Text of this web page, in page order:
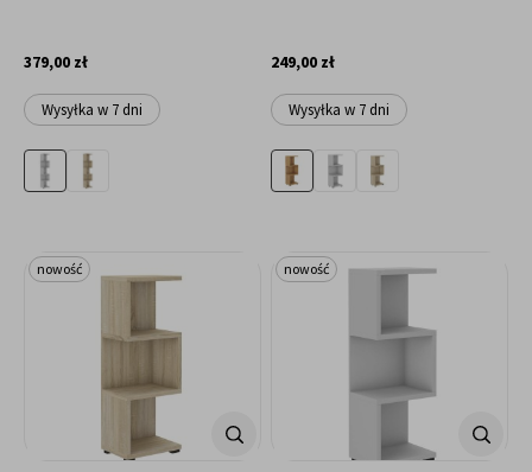
379,00 zł
Wysyłka w 7 dni
249,00 zł
Wysyłka w 7 dni
nowość nowość